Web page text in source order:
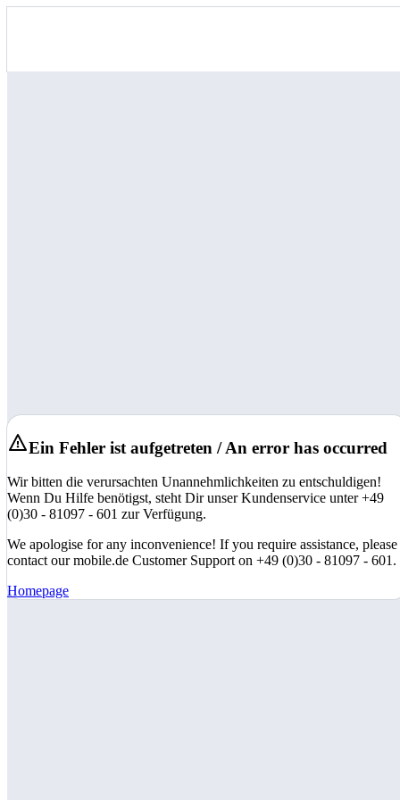
Ein Fehler ist aufgetreten / An error has occurred
Wir bitten die verursachten Unannehmlichkeiten zu entschuldigen!
Wenn Du Hilfe benötigst, steht Dir unser Kundenservice unter +49
(0)30 - 81097 - 601 zur Verfügung.
We apologise for any inconvenience! If you require assistance, please
contact our mobile.de Customer Support on +49 (0)30 - 81097 - 601.
Homepage